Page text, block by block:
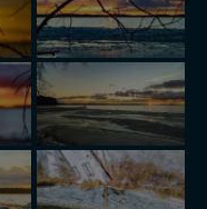
itp).
dla nas
Ciebie nie będziemy
Twoje dane są u
co do naszych
zgodę. Więcej
Prywatności.
DO SERWISU
danych.